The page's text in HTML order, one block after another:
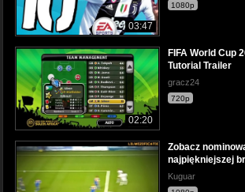
03:47
1080p
02:20
FIFA World Cup
Tutorial Trailer
gracz24
720p
Zobacz
najpiękniejszej
Kuguar